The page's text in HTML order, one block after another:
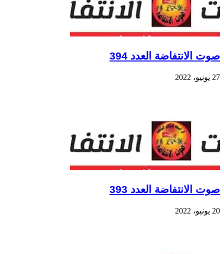
صوت الانتفاضة العدد 394
27 يونيو، 2022
صوت الانتفاضة العدد 393
20 يونيو، 2022